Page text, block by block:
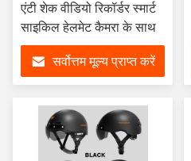
एंटी शेक वीडियो रिकॉर्डर स्मार्ट
साइकिल हेलमेट कैमरा के साथ
सर्वोत्तम मूल्य प्राप्त करें